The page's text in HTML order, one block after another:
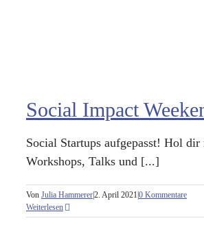
Social Impact
Social Startups aufgepasst! Hol dir
Workshops, Talks und [...]
Von Julia Hammerer2. April 2021 0 Kommentare
Weiterlesen